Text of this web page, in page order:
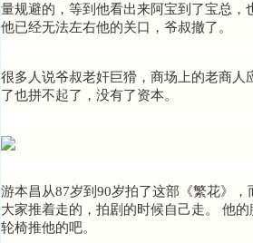
量规避的，等到他看出来阿宝到了宝总，
他已经无法左右他的关口，爷叔撤了。
很多人说爷叔老奸巨猾，商场上的老商
了也拼不起了，没有了资本。
游本昌从87岁到90岁拍了这部《繁花》
大家推着走的，拍剧的时候自己走。 他
轮椅推他的吧。